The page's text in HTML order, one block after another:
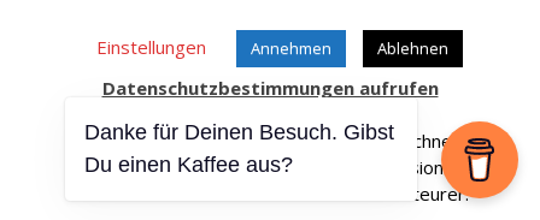
Einstellungen Annehmen Ablehnen
Datenschutzbestimmungen aufrufen
Affiliate Links sind mit einem * gekennteichnet.
Wir erhalten bei einem Kauf eine Provision.
Die Artikel werden für Dich dadurch nicht teurer.
Desktop
Danke für Deinen Besuch. Gibst
Du einen Kaffee aus?